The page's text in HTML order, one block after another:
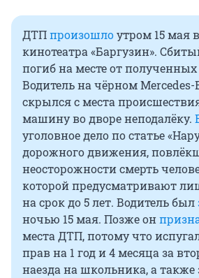
ДТПпроизошлоутром 15 мая
кинотеатра «Баргузин».
погиб на месте от
Водитель на чёрном Mercedes-
скрылся с места
машину во дворе неподалёку.
уголовное дело по статье
дорожного движения,
неосторожности смерть
которой предусматривают
на срок до 5 лет. Водитель был
ночью 15 мая. Позже он
места ДТП, потому что
прав на 1 год и 4 месяца за
наезда на школьника, а